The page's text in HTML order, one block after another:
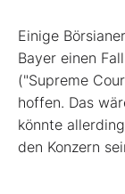
Einige
Bayer einen
("Supreme
hoffen. Das
könnte
den Konzern